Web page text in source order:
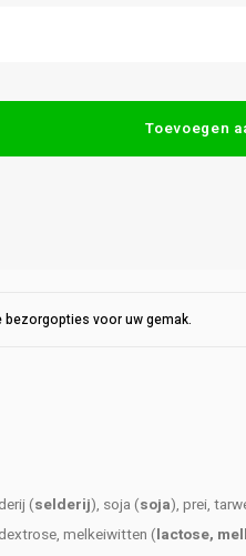
Toevoegen
bezorgopties voor uw gemak.
(selderij), soja (soja), prei,
melkeiwitten (lactose,